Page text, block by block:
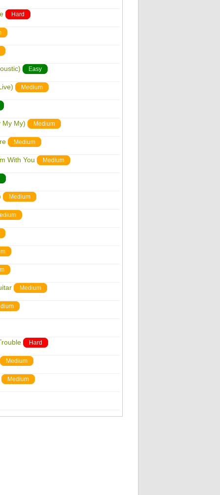
Hard
Easy
Medium
My My) Medium
Medium
With You Medium
Medium
Medium
Hard
Medium
Medium